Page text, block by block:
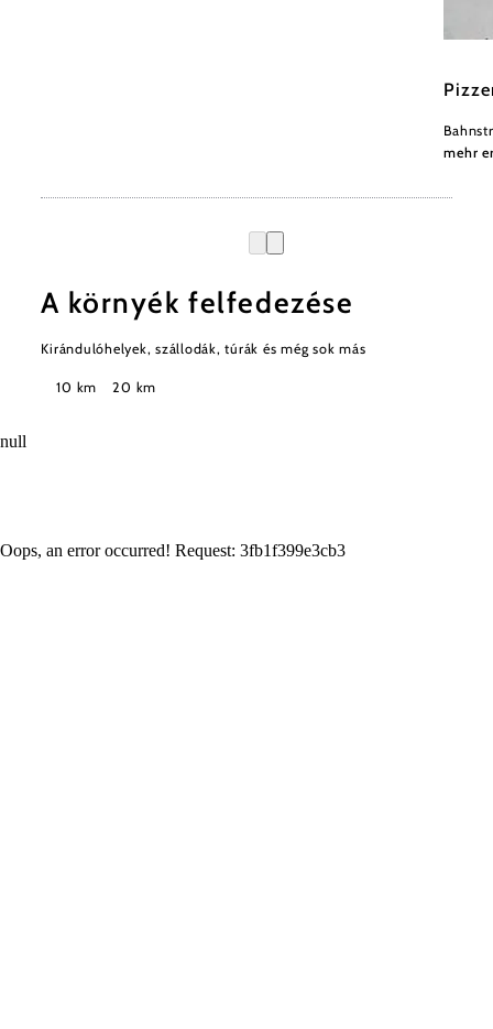
mehr
A környék felfedezése
Kirándulóhelyek, szállodák, túrák és még sok más
Keresési
10 km 20 km
null
Oops, an error occurred! Request: 3fb1f399e3cb3